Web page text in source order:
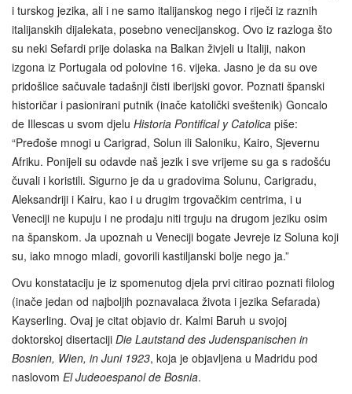
i turskog jezika, ali i ne samo italijanskog nego i riječi iz raznih
italijanskih dijalekata, posebno venecijanskog. Ovo iz razloga što
su neki Sefardi prije dolaska na Balkan živjeli u Italiji, nakon
izgona iz Portugala od polovine 16. vijeka. Jasno je da su ove
pridošlice sačuvale tadašnji čisti iberijski govor. Poznati španski
historičar i pasionirani putnik (inače katolički sveštenik) Goncalo
de Illescas u svom djelu Historia Pontifical y Catolica piše:
“Pređoše mnogi u Carigrad, Solun ili Saloniku, Kairo, Sjevernu
Afriku. Ponijeli su odavde naš jezik i sve vrijeme su ga s radošću
čuvali i koristili. Sigurno je da u gradovima Solunu, Carigradu,
Aleksandriji i Kairu, kao i u drugim trgovačkim centrima, i u
Veneciji ne kupuju i ne prodaju niti trguju na drugom jeziku osim
na španskom. Ja upoznah u Veneciji bogate Jevreje iz Soluna koji
su, iako mnogo mladi, govorili kastiljanski bolje nego ja.”
Ovu konstataciju je iz spomenutog djela prvi citirao poznati filolog
(inače jedan od najboljih poznavalaca života i jezika Sefarada)
Kayserling. Ovaj je citat objavio dr. Kalmi Baruh u svojoj
doktorskoj disertaciji Die Lautstand des Judenspanischen in
Bosnien, Wien, in Juni 1923, koja je objavljena u Madridu pod
naslovom El Judeoespanol de Bosnia.